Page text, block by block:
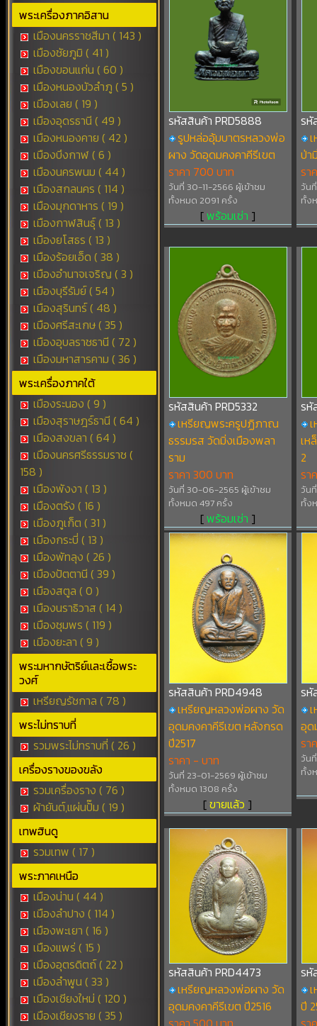
พระเครื่องภาคอิสาน
เมืองนครราชสีมา ( 143 )
เมืองชัยภูมิ ( 41 )
เมืองขอนแก่น ( 60 )
เมืองหนองบัวลำภู ( 5 )
เมืองเลย ( 19 )
เมืองอุดรธานี ( 49 )
เมืองหนองคาย ( 42 )
เมืองบึงกาฬ ( 6 )
เมืองนครพนม ( 44 )
เมืองสกลนคร ( 114 )
เมืองมุกดาหาร ( 19 )
เมืองกาฬสินธุ์ ( 13 )
เมืองยโสธร ( 13 )
เมืองร้อยเอ็ด ( 38 )
เมืองอำนาจเจริญ ( 3 )
เมืองบุรีรัมย์ ( 54 )
เมืองสุรินทร์ ( 48 )
เมืองศรีสะเกษ ( 35 )
เมืองอุบลราชธานี ( 72 )
เมืองมหาสารคาม ( 36 )
พระเครื่องภาคใต้
เมืองระนอง ( 9 )
เมืองสุราษฎร์ธานี ( 64 )
เมืองสงขลา ( 64 )
เมืองนครศรีธรรมราช (
158 )
เมืองพังงา ( 13 )
เมืองตรัง ( 16 )
เมืองภูเก็ต ( 31 )
เมืองกระบี่ ( 13 )
เมืองพัทลุง ( 26 )
เมืองปัตตานี ( 39 )
เมืองสตูล ( 0 )
เมืองนราธิวาส ( 14 )
เมืองชุมพร ( 119 )
เมืองยะลา ( 9 )
พระมหากษัตริย์และเชื้อพระ
วงศ์
เหรียญรัชกาล ( 78 )
พระไม่ทราบที่
รวมพระไม่ทราบที่ ( 26 )
เครื่องรางของขลัง
รวมเครื่องราง ( 76 )
ผ้ายันต์,แผ่นปั๊ม ( 19 )
เทพฮินดู
รวมเทพ ( 17 )
พระภาคเหนือ
เมืองน่าน ( 44 )
เมืองลำปาง ( 114 )
เมืองพะเยา ( 16 )
เมืองแพร่ ( 15 )
เมืองอุตรดิตถ์ ( 22 )
เมืองลำพูน ( 33 )
เมืองเชียงใหม่ ( 120 )
เมืองเชียงราย ( 35 )
รหัสสินค้า PRD5888
รูปหล่ออุ้มบาตรหลวงพ่อ
ผาง วัดอุดมคงคาคีรีเขต
ราคา 700 บาท
วันที่ 30-11-2566 ผู้เข้าชม
ทั้งหมด 2091 ครั้ง
[พร้อมเช่า ]
รหั
ป่า
รา
วัน
ทั้ง
รหัสสินค้า PRD5332
เหรียญพระครูปฏิภาณ
ธรรมรส วัดมิ่งเมืองพลา
ราม
ราคา 300 บาท
วันที่ 30-06-2565 ผู้เข้าชม
ทั้งหมด 497 ครั้ง
[พร้อมเช่า ]
รหั
เห
2
รา
วัน
ทั้ง
รหัสสินค้า PRD4948
เหรียญหลวงพ่อผาง วัด
อุดมคงคาคีรีเขต หลังกรด
ปี2517
ราคา - บาท
วันที่ 23-01-2569 ผู้เข้าชม
ทั้งหมด 1308 ครั้ง
[ขายแล้ว ]
รหั
อุด
รา
วัน
ทั้ง
รหัสสินค้า PRD4473
เหรียญหลวงพ่อผาง วัด
อุดมคงคาคีรีเขต ปี2516
รหั
ปี